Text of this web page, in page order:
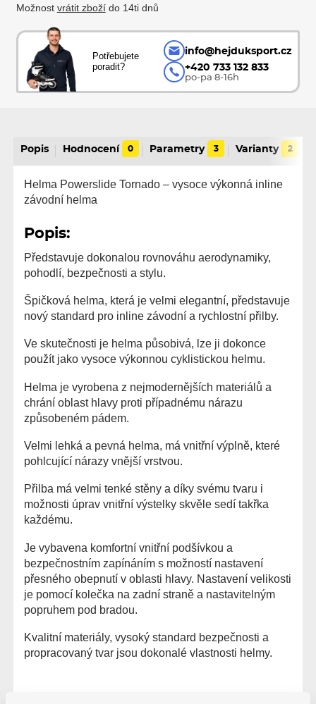
Možnost vrátit zbožído 14ti dnů
Potřebujete
poradit?
info@hejduksport.cz
+420 733 132 833
po-pa 8-16h
Popis Hodnocení 0 Parametry 3 Varianty 2
Helma Powerslide Tornado – vysoce výkonná inline
závodní helma
Popis:
Představuje dokonalou rovnováhu aerodynamiky,
pohodlí, bezpečnosti a stylu.
Špičková helma, která je velmi elegantní, představuje
nový standard pro inline závodní a rychlostní přilby.
Ve skutečnosti je helma působivá, lze ji dokonce
použít jako vysoce výkonnou cyklistickou helmu.
Helma je vyrobena z nejmodernějších materiálů a
chrání oblast hlavy proti případnému nárazu
způsobeném pádem.
Velmi lehká a pevná helma, má vnitřní výplně, které
pohlcující nárazy vnější vrstvou.
Přilba má velmi tenké stěny a díky svému tvaru i
možnosti úprav vnitřní výstelky skvěle sedí takřka
každému.
Je vybavena komfortní vnitřní podšívkou a
bezpečnostním zapínáním s možností nastavení
přesného obepnutí v oblasti hlavy. Nastavení velikosti
je pomocí kolečka na zadní straně a nastavitelným
popruhem pod bradou.
Kvalitní materiály, vysoký standard bezpečnosti a
propracovaný tvar jsou dokonalé vlastnosti helmy.